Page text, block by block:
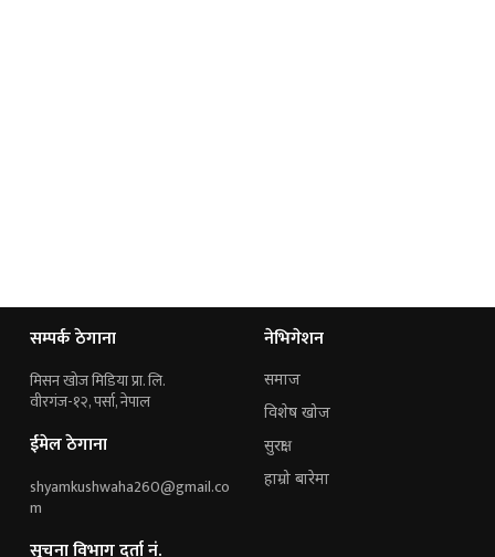
सम्पर्क ठेगाना
मिसन खोज मिडिया प्रा. लि.
वीरगंज-१२, पर्सा, नेपाल
ईमेल ठेगाना
shyamkushwaha260@gmail.co
m
सूचना विभाग दर्ता नं.
नेभिगेशन
समाज
विशेष खोज
सुरक्षा
हाम्रो बारेमा